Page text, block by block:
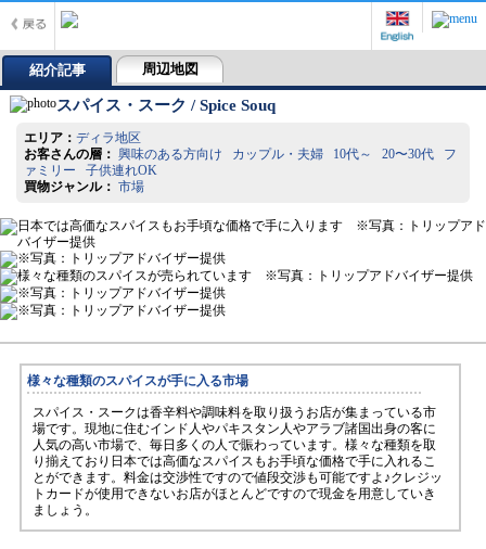
紹介記事 周辺地図
スパイス・スーク / Spice Souq
エリア：ディラ地区
お客さんの層： 興味のある方向け カップル・夫婦 10代～ 20〜30代 フ
ァミリー 子供連れOK
買物ジャンル： 市場
様々な種類のスパイスが手に入る市場
スパイス・スークは香辛料や調味料を取り扱うお店が集まっている市
場です。現地に住むインド人やパキスタン人やアラブ諸国出身の客に
人気の高い市場で、毎日多くの人で賑わっています。様々な種類を取
り揃えており日本では高価なスパイスもお手頃な価格で手に入れるこ
とができます。料金は交渉性ですので値段交渉も可能ですよ♪クレジッ
トカードが使用できないお店がほとんどですので現金を用意していき
ましょう。